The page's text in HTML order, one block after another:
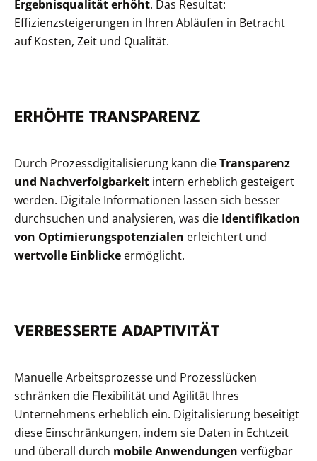
Ergebnisqualität erhöht. Das Resultat:
Effizienzsteigerungen in Ihren Abläufen in Betracht
auf Kosten, Zeit und Qualität.
ERHÖHTE TRANSPARENZ
Durch Prozessdigitalisierung kann dieTransparenz
und Nachverfolgbarkeit intern erheblich gesteigert
werden. Digitale Informationen lassen sich besser
durchsuchen und analysieren, was die Identifikation
von Optimierungspotenzialen erleichtert und
wertvolle Einblicke ermöglicht.
VERBESSERTE ADAPTIVITÄT
Manuelle Arbeitsprozesse und Prozesslücken
schränken die Flexibilität und Agilität Ihres
Unternehmens erheblich ein. Digitalisierung beseitigt
diese Einschränkungen, indem sie Daten in Echtzeit
und überall durch mobile Anwendungen verfügbar